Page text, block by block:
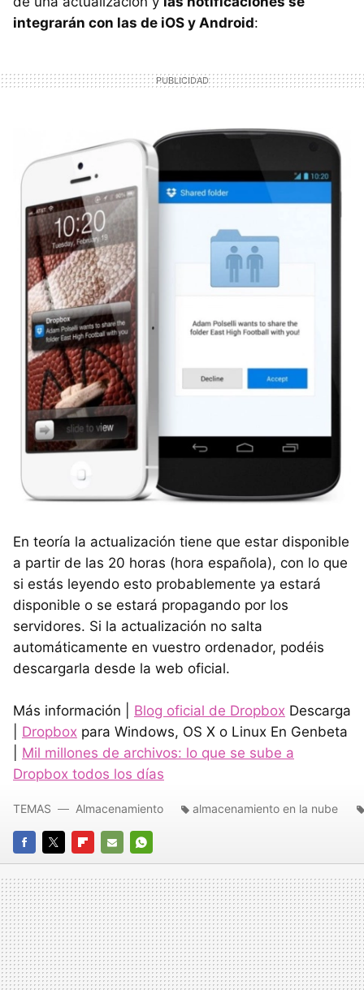
integrarán con las de iOS y Android:
En teoría la actualización tiene que estar disponible
a partir de las 20 horas (hora española), con lo que
si estás leyendo esto probablemente ya estará
disponible o se estará propagando por los
servidores. Si la actualización no salta
automáticamente en vuestro ordenador, podéis
descargarla desde la web oficial.
Más información | Blog oficial de Dropbox Descarga
Dropbox para Windows, OS X o Linux En Genbeta
Mil millones de archivos: lo que se sube a
Dropbox todos los días
FACEBOOK
TWITTERFLIPBOARD
E-
MAIL
WHATSAPP
TEMAS Almacenamiento almacenamiento en la nube